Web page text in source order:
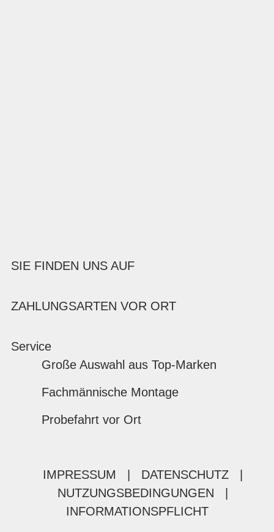
SIE FINDEN UNS AUF
ZAHLUNGSARTEN VOR ORT
Service
Große Auswahl aus Top-Marken
Fachmännische Montage
Probefahrt vor Ort
IMPRESSUM DATENSCHUTZ
NUTZUNGSBEDINGUNGEN
INFORMATIONSPFLICHT